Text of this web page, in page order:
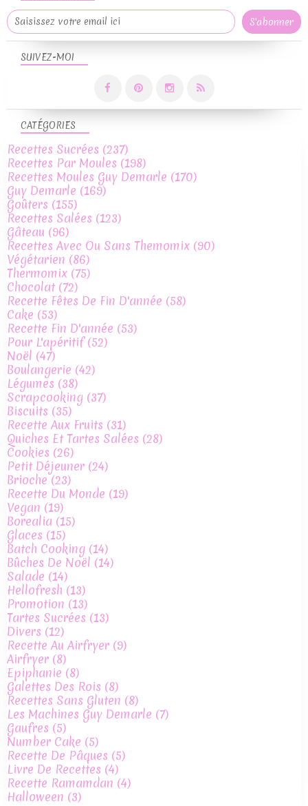
SUIVEZ-MOI
CATÉGORIES
Recettes Sucrées (237)
Recettes Par Moules (198)
Recettes Moules Guy Demarle (170)
Guy Demarle (169)
Goûters (155)
Recettes Salées (123)
Gâteau (96)
Recettes Avec Ou Sans Themomix (90)
Végétarien (86)
Thermomix (75)
Chocolat(72)
Recette Fêtes De Fin D'année (58)
Cake (53)
Recette Fin D'année (53)
Pour L'apéritif(52)
Noël (47)
Boulangerie (42)
Légumes (38)
Scrapcooking (37)
Biscuits (35)
Recette Aux Fruits (31)
Quiches Et Tartes Salées (28)
Cookies (26)
Petit Déjeuner (24)
Brioche(23)
Recette Du Monde (19)
Vegan (19)
Borealia (15)
Glaces (15)
Batch Cooking (14)
Bûches De Noël (14)
Salade (14)
Hellofresh (13)
Promotion (13)
Tartes Sucrées (13)
Divers (12)
Recette Au Airfryer (9)
Airfryer (8)
Epiphanie (8)
Galettes Des Rois (8)
Recettes Sans Gluten (8)
Les Machines Guy Demarle (7)
Gaufres (5)
Number Cake (5)
Recette De Pâques (5)
Livre De Recettes (4)
Recette Ramamdan (4)
Halloween (3)